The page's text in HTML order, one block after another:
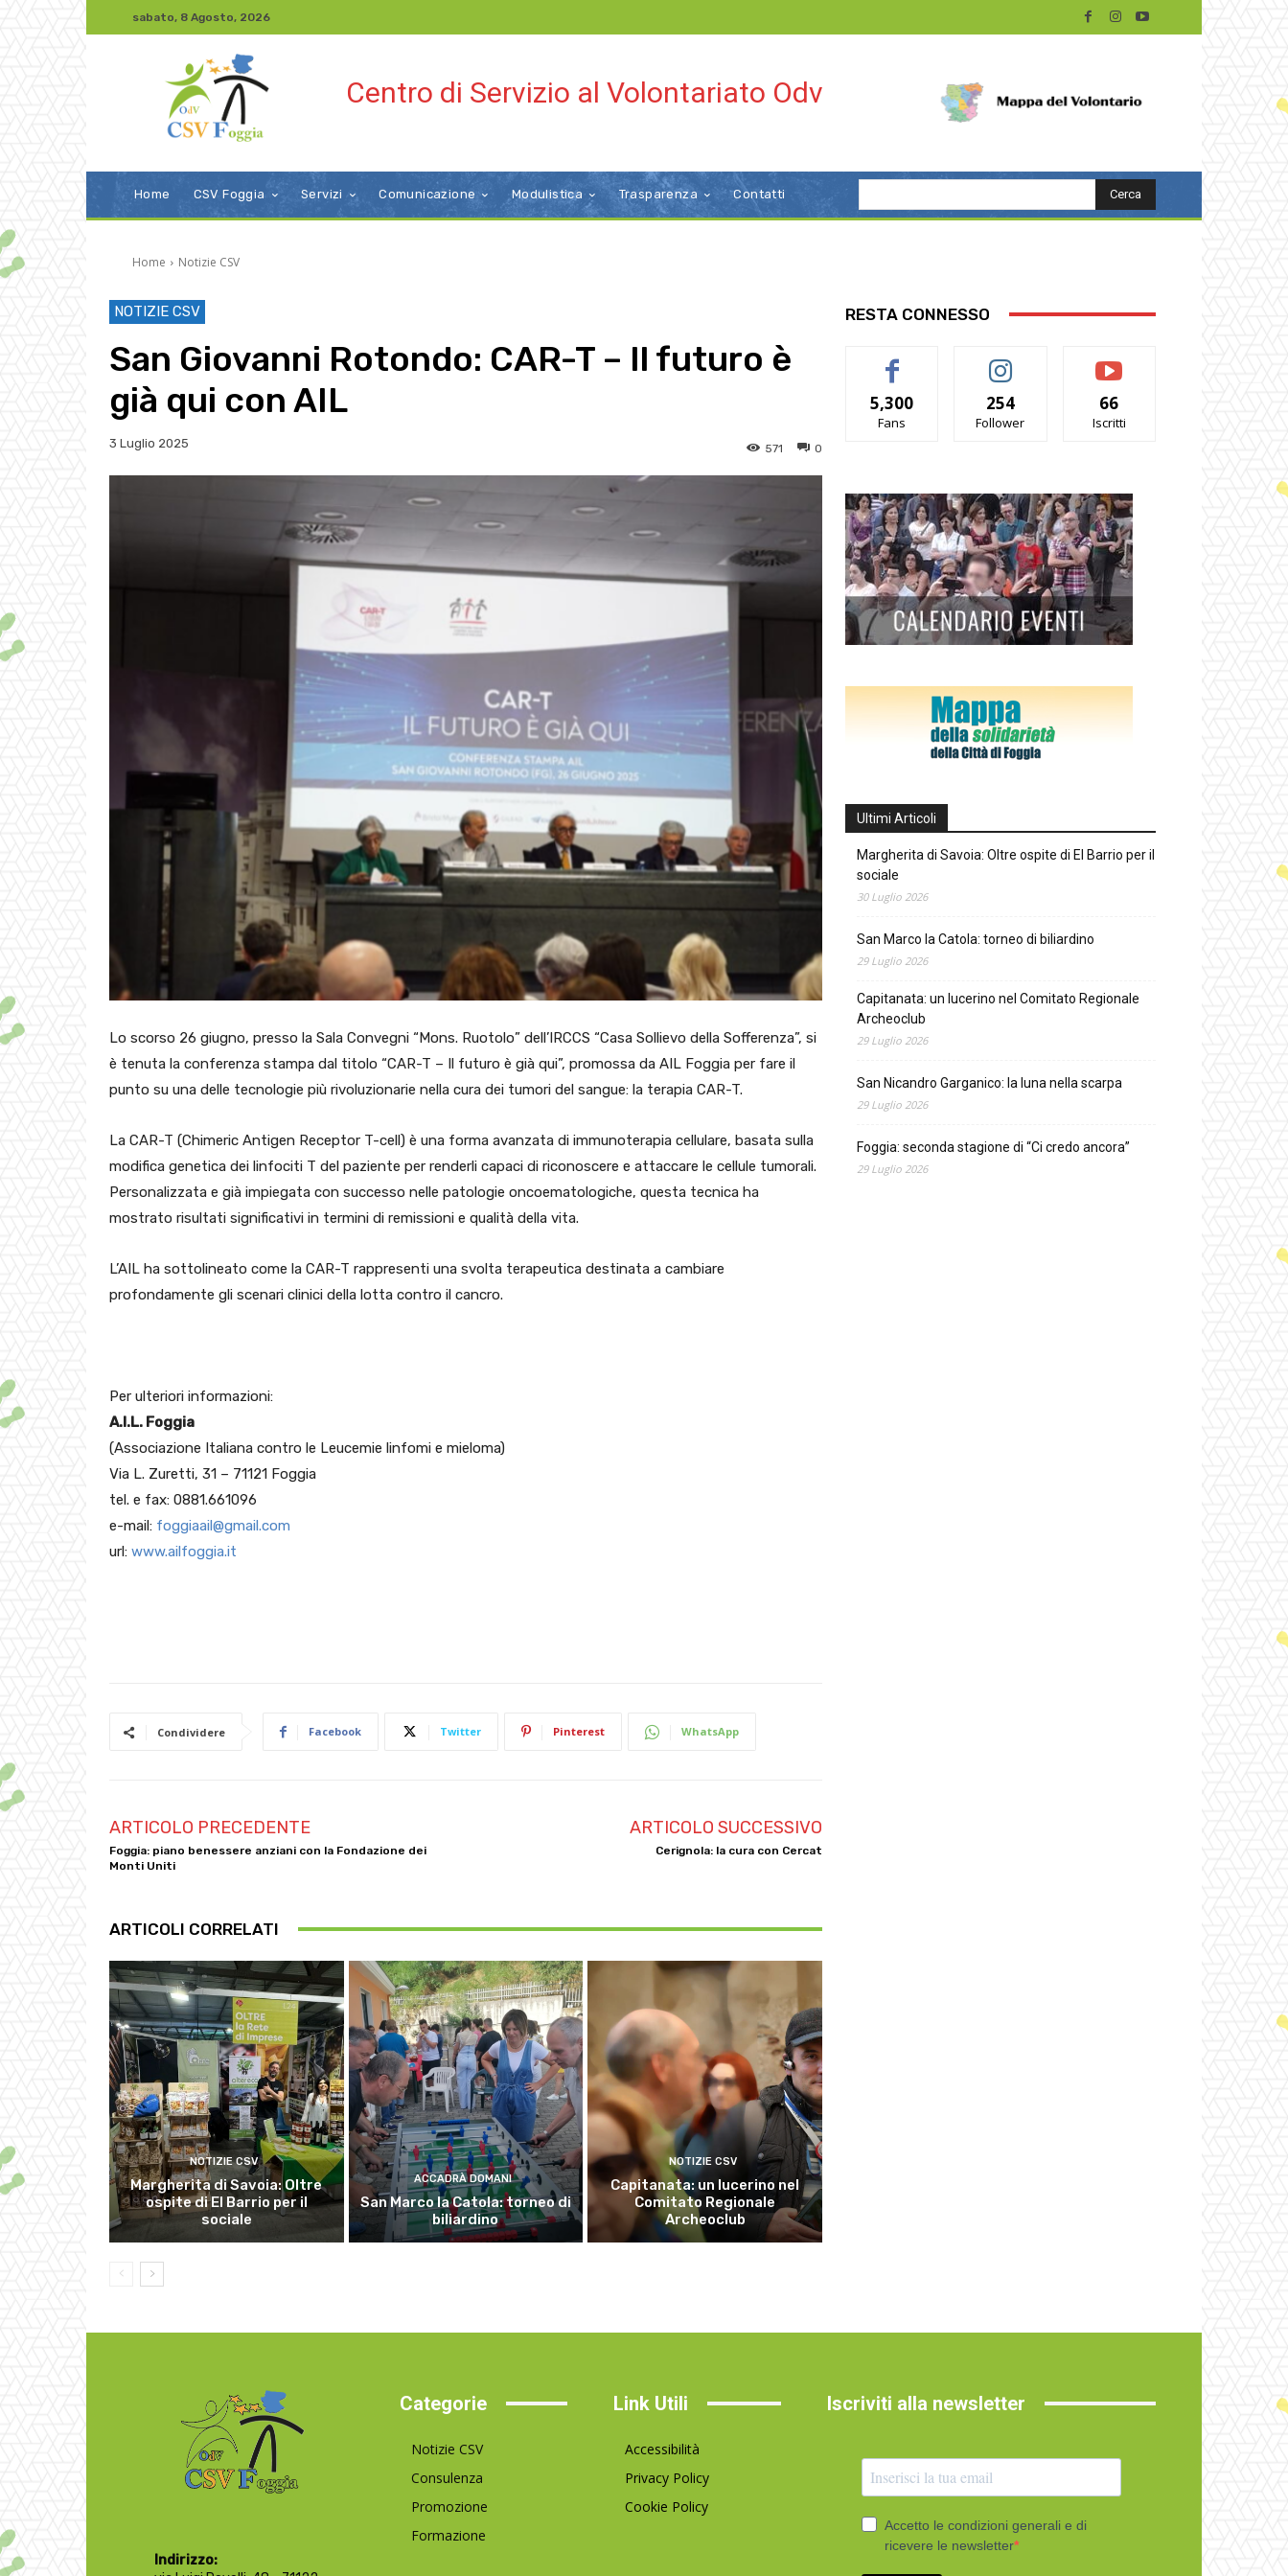
sabato, 8 Agosto, 2026
Centro di Servizio al Volontariato Odv
Home CSV Foggia Servizi Comunicazione Modulistica Trasparenza Contatti Cerca
Home Notizie CSV
NOTIZIE CSV
San Giovanni Rotondo: CAR-T – Il futuro è
già qui con AIL
3 Luglio 2025 0
571
Lo scorso 26 giugno, presso la Sala Convegni “Mons. Ruotolo” dell’IRCCS “Casa Sollievo della Sofferenza”, si
è tenuta la conferenza stampa dal titolo “CAR-T – Il futuro è già qui”, promossa da AIL Foggia per fare il
punto su una delle tecnologie più rivoluzionarie nella cura dei tumori del sangue: la terapia CAR-T.
La CAR-T (Chimeric Antigen Receptor T-cell) è una forma avanzata di immunoterapia cellulare, basata sulla
modifica genetica dei linfociti T del paziente per renderli capaci di riconoscere e attaccare le cellule tumorali.
Personalizzata e già impiegata con successo nelle patologie oncoematologiche, questa tecnica ha
mostrato risultati significativi in termini di remissioni e qualità della vita.
L’AIL ha sottolineato come la CAR-T rappresenti una svolta terapeutica destinata a cambiare
profondamente gli scenari clinici della lotta contro il cancro.
Per ulteriori informazioni:
A.I.L. Foggia
(Associazione Italiana contro le Leucemie linfomi e mieloma)
Via L. Zuretti, 31 – 71121 Foggia
tel. e fax: 0881.661096
e-mail: foggiaail@gmail.com
url: www.ailfoggia.it
Condividere Facebook Twitter Pinterest WhatsApp
ARTICOLO PRECEDENTE
Foggia: piano benessere anziani con la Fondazione dei
Monti Uniti
ARTICOLO SUCCESSIVO
Cerignola: la cura con Cercat
ARTICOLI CORRELATI
NOTIZIE CSV
Margherita di Savoia: Oltre
ospite di El Barrio per il
sociale
ACCADRÀ DOMANI
San Marco la Catola: torneo di
biliardino
NOTIZIE CSV
Capitanata: un lucerino nel
Comitato Regionale
Archeoclub
RESTA CONNESSO
5,300
Fans
254
Follower
66
Iscritti
Ultimi Articoli
Margherita di Savoia: Oltre ospite di El Barrio per il
sociale
30 Luglio 2026
San Marco la Catola: torneo di biliardino
29 Luglio 2026
Capitanata: un lucerino nel Comitato Regionale
Archeoclub
29 Luglio 2026
San Nicandro Garganico: la luna nella scarpa
29 Luglio 2026
Foggia: seconda stagione di “Ci credo ancora”
29 Luglio 2026
Indirizzo:
Categorie
Notizie CSV
Consulenza
Promozione
Formazione
Link Utili
Accessibilità
Privacy Policy
Cookie Policy
Iscriviti alla newsletter